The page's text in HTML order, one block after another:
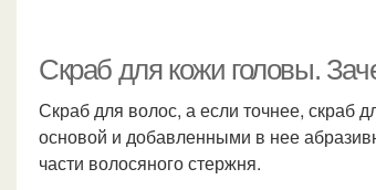
Скраб с аспирином
Скраб для кожи головы.
Скраб для волос, а если точнее, скраб
основой и добавленными в нее
части волосяного стержня.